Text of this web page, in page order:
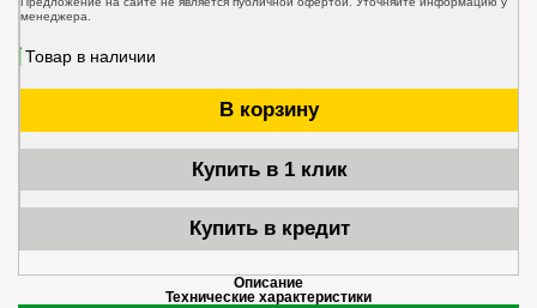
менеджера.
Товар в наличии
В корзину
Купить в 1 клик
Купить в кредит
Описание
Технические характеристики